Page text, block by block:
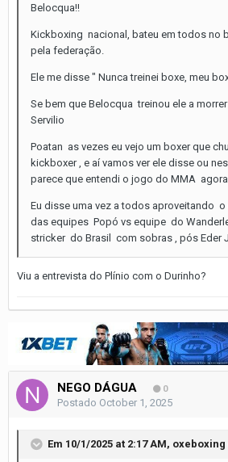
Belocqua!!
Kickboxing nacional, bateu em todos no
pela federação.
Ele me disse " Nunca treinei boxe, meu
Se bem que Belocqua treinou ele a
Servilio
Poatan as vezes eu vejo um boxer que
kickboxer , e aí vamos ver ele disse ou
parece que entendi o jogo do MMA
Eu disse uma vez a todos aproveitando
das equipes Popó vs equipe do
stricker do Brasil com sobras , pós Eder
Viu a entrevista do Plínio com o Durinho?
NEGO DÁGUA 0
Postado October 1, 2025
Em 10/1/2025 at 2:17 AM, oxeboxing